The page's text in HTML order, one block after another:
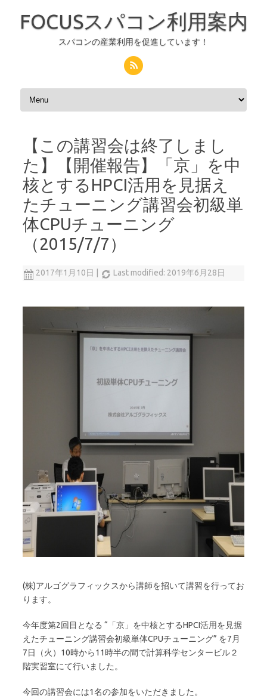
FOCUSスパコン利用案内
スパコンの産業利用を促進しています！
コンテンツへスキップ
【この講習会は終了しまし
た】【開催報告】「京」を中
核とするHPCI活用を見据え
たチューニング講習会初級単
体CPUチューニング
（2015/7/7）
2017年1月10日 Last modified: 2019年6月28日
(株)アルゴグラフィックスから講師を招いて講習を行ってお
ります。
今年度第2回目となる “「京」を中核とするHPCI活用を見据
えたチューニング講習会初級単体CPUチューニング” を7月
7日（火）10時から11時半の間で計算科学センタービル２
階実習室にて行いました。
今回の講習会には1名の参加をいただきました。